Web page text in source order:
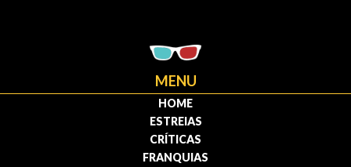
MENU
HOME
ESTREIAS
CRÍTICAS
FRANQUIAS